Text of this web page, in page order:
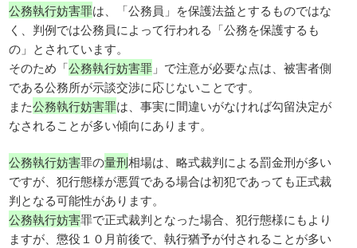
公務執行妨害罪は、「公務員」を保護法益とするものではな
く、判例では公務員によって行われる「公務を保護するも
の」とされています。
そのため「公務執行妨害罪 」で注意が必要な点は、被害者側
である公務所が示談交渉に応じないことです。
また公務執行妨害罪は、事実に間違いがなければ勾留決定が
なされることが多い傾向にあります。
公務執行妨害罪の量刑相場は、略式裁判による罰金刑が多い
ですが、犯行態様が悪質である場合は初犯であっても正式裁
判となる可能性があります。
公務執行妨害罪で正式裁判となった場合、犯行態様にもより
ますが、懲役１０月前後で、執行猶予が付されることが多い